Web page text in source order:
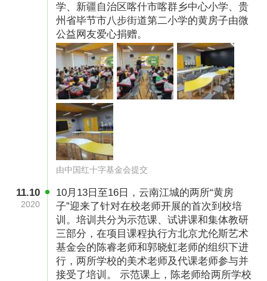
富的城市参与“黄房子艺术夏令营活动”。
项目预算表
执行计划：2025年，项目计划在全国范围内援建
5所“黄房子”项目。每个项目包含1间黄房子教
学、新疆自治区喀什市喀群乡中心小学、贵
州省毕节市八步街道第二小学的黄房子由微
公益网友爱心捐赠。
由中国红十字基金会提交
11.10
2020
10月13日至16日，云南江城的两所“黄房
子”迎来了针对在校老师开展的首次到校培
训。培训共分为示范课、试讲课和集体教研
三部分，在项目课程执行方北京尤伦斯艺术
基金会的陈睿老师和郭晓虹老师的组织下进
行，两所学校的美术老师及代课老师参与并
接受了培训。 示范课上，陈老师给两所学校